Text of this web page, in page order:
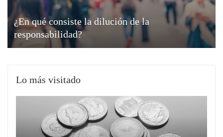
¿En qué consiste la dilución de la
responsabilidad?
Lo más visitado